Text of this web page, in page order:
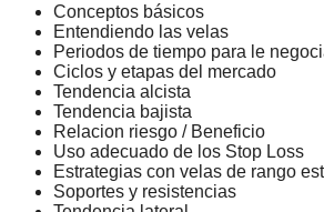
Conceptos básicos
Entendiendo las velas
Periodos de tiempo para le
Ciclos y etapas del mercado
Tendencia alcista
Tendencia bajista
Relacion riesgo / Beneficio
Uso adecuado de los Stop Loss
Estrategias con velas de rango
Soportes y resistencias